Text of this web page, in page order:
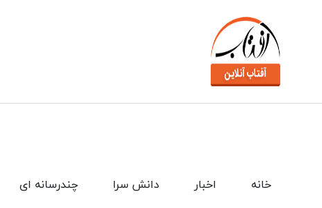
چندرسانه ای دانش سرا اخبار خانه